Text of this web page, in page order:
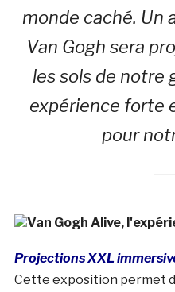
monde caché. Un
Van Gogh sera
les sols de notre
expérience forte
pour
Projections XXL
Cette exposition permet